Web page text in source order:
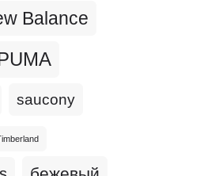
Balance
saucony